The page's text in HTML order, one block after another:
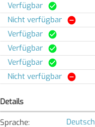
Verfügbar
Nicht verfügbar
Verfügbar
Verfügbar
Verfügbar
Nicht verfügbar
Details
Sprache: Deutsch